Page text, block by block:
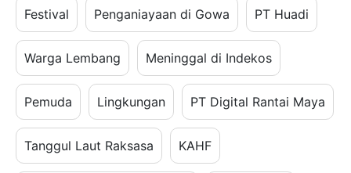
Festival Penganiayaan di Gowa PT Huadi
Warga Lembang Meninggal di Indekos
Pemuda Lingkungan PT Digital Rantai Maya
Tanggul Laut Raksasa KAHF